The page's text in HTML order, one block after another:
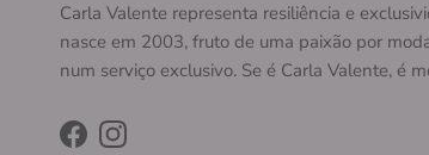
Carla Valente representa resiliência e
nasce em 2003, fruto de uma paixão por
num serviço exclusivo. Se é Carla Valente, é
FacebookInstagram